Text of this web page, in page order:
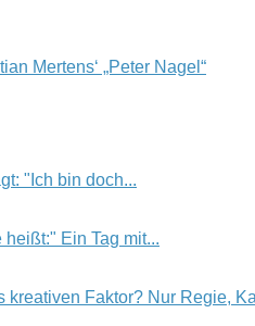
Mertens‘ „Peter Nagel“
"Ich bin doch...
Ein Tag mit...
Faktor? Nur Regie,